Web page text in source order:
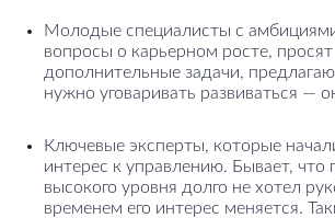
Молодые специалисты с
вопросы о карьерном росте, просят
дополнительные задачи,
нужно уговаривать развиваться —
Ключевые эксперты, которые
интерес к управлению. Бывает, что
высокого уровня долго не хотел
временем его интерес меняется.